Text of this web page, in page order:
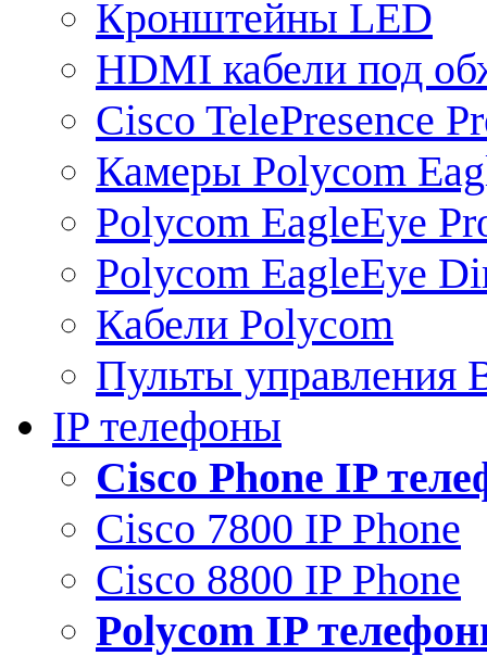
Кронштейны LED
HDMI кабели под
Cisco TelePresence
Камеры Polycom
Polycom EagleEye
Polycom EagleEye
Кабели Polycom
Пульты управления
IP телефоны
Сisco Phone IP
Cisco 7800 IP Phone
Cisco 8800 IP Phone
Polycom IP